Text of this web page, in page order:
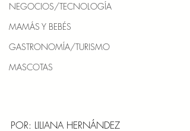
NEGOCIOS/TECNOLOGÍA
MAMÁS Y BEBÉS
GASTRONOMÍA/TURISMO
MASCOTAS
POR: LILIANA HERNÁNDEZ